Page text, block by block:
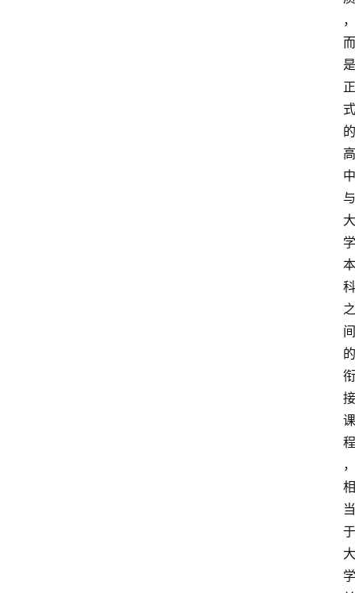
，
而
是
正
式
的
高
中
与
大
学
本
科
之
间
的
衔
接
课
程
，
相
当
于
大
学